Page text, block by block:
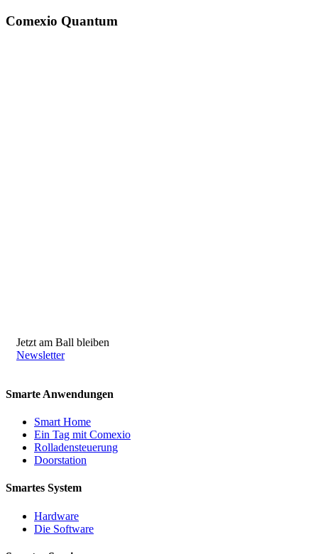
Comexio Quantum
Jetzt am Ball bleiben
Newsletter
Smarte Anwendungen
Smart Home
Ein Tag mit Comexio
Rolladensteuerung
Doorstation
Smartes System
Hardware
Die Software